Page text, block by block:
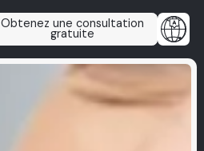
Obtenez une consultation
gratuite